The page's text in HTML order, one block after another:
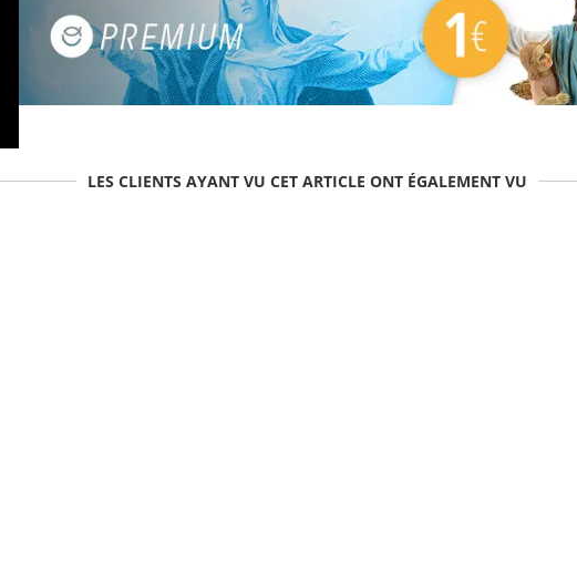
LES CLIENTS AYANT VU CET ARTICLE ONT ÉGALEMENT VU